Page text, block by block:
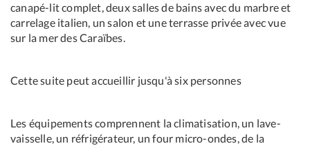
canapé-lit complet, deux salles de bains avec du marbre et
carrelage italien, un salon et une terrasse privée avec vue
sur la mer des Caraïbes.
Cette suite peut accueillir jusqu'à six personnes
Les équipements comprennent la climatisation, un lave-
vaisselle, un réfrigérateur, un four micro-ondes, de la